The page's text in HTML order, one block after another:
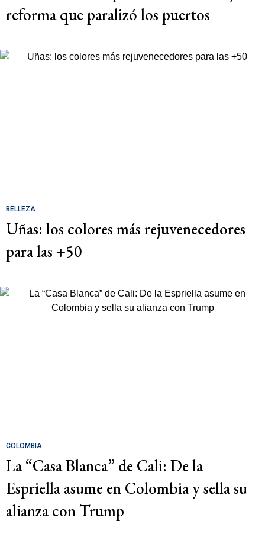
reforma que paralizó los puertos
BELLEZA
Uñas: los colores más rejuvenecedores
para las +50
COLOMBIA
La “Casa Blanca” de Cali: De la
Espriella asume en Colombia y sella su
alianza con Trump